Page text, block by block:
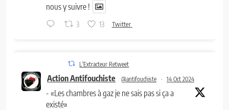
nous y suivre !
3 13 Twitter
L'Extracteur Retweet
Action Antifouchiste @antifouchiste · 14 Oct 2024
- «Les chambres à gaz je ne sais pas si ça a
existé»